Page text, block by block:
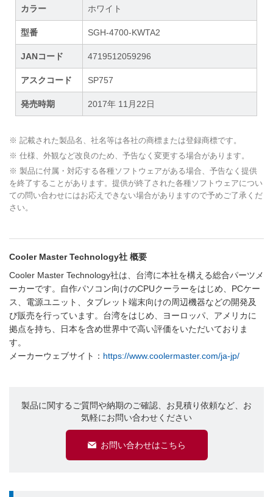
カラー ホワイト
型番 SGH-4700-KWTA2
JANコード 4719512059296
アスクコード SP757
発売時期 2017年 11月22日
※ 記載された製品名、社名等は各社の商標または登録商標です。
※ 仕様、外観など改良のため、予告なく変更する場合があります。
※ 製品に付属・対応する各種ソフトウェアがある場合、予告なく提供
を終了することがあります。提供が終了された各種ソフトウェアについ
ての問い合わせにはお応えできない場合がありますので予めご了承くだ
さい。
Cooler Master Technology社 概要
Cooler Master Technology社は、台湾に本社を構える総合パーツメ
ーカーです。自作パソコン向けのCPUクーラーをはじめ、PCケー
ス、電源ユニット、タブレット端末向けの周辺機器などの開発及
び販売を行っています。台湾をはじめ、ヨーロッパ、アメリカに
拠点を持ち、日本を含め世界中で高い評価をいただいておりま
す。
メーカーウェブサイト： https://www.coolermaster.com/ja-jp/
製品に関するご質問や納期のご確認、お見積り依頼など、お
気軽にお問い合わせください
お問い合わせはこちら